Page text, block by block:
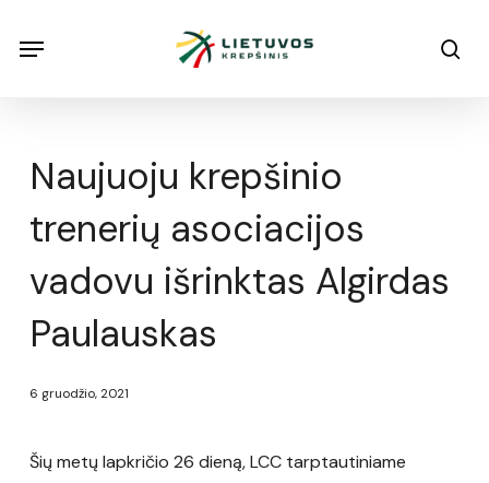
Menu
Naujuoju krepšinio
trenerių asociacijos
vadovu išrinktas Algirdas
Paulauskas
6 gruodžio, 2021
Šių metų lapkričio 26 dieną, LCC tarptautiniame